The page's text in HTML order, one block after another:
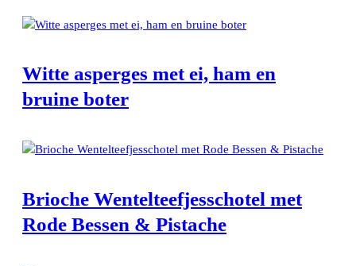
Witte asperges met ei, ham en
bruine boter
Brioche Wentelteefjesschotel met
Rode Bessen & Pistache